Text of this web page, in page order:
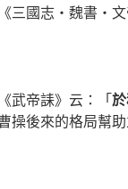
三國志‧魏書‧文
武帝誄》云：「
操後來的格局幫